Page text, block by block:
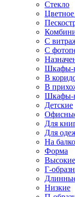
Стекло
Цветное
С
С
Шкафы-
В
В
Шкафы-
Детские
Для
Для
На
Форма
Высокие
Г-
Низкие